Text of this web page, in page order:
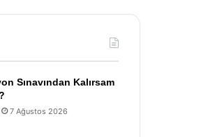
Sınavından Kalırsam
7 Ağustos 2026